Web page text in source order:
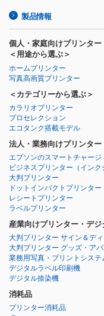
製品情報
個人・家庭向けプリンター
＜用途から選ぶ＞
ホームプリンター
写真高画質プリンター
＜カテゴリーから選ぶ＞
カラリオプリンター
プロセレクション
エコタンク搭載モデル
法人・業務向けプリンター
エプソンのスマートチャージ
ビジネスプリンター （イン
大判プリンター
ドットインパクトプリンター
レシートプリンター
ラベルプリンター
産業向けプリンター・デジ
大判プリンター サイン＆デ
大判プリンター グッズ・ア
業務用写真・プリントシステ
デジタルラベル印刷機
デジタル捺染機
消耗品
プリンター消耗品